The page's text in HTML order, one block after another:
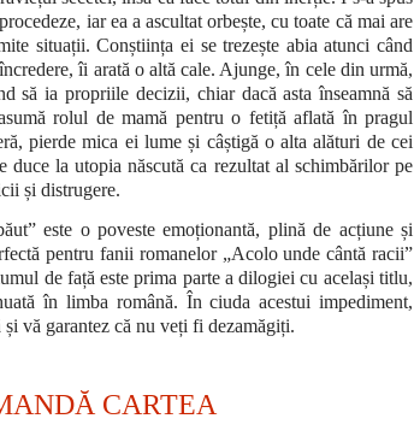
iar ea a ascultat orbește, cu toate că mai are
situații. Conștiința ei se trezește abia atunci când
îi arată o altă cale. Ajunge, în cele din urmă,
să ia propriile decizii, chiar dacă asta înseamnă să
rolul de mamă pentru o fetiță aflată în pragul
pierde mica ei lume și câștigă o alta alături de cei
duce la utopia născută ca rezultat al schimbărilor pe
și distrugere.
o poveste emoționantă, plină de acțiune și
pentru fanii romanelor „Acolo unde cântă racii”
de față este prima parte a dilogiei cu același titlu,
în limba română. În ciuda acestui impediment,
și vă garantez că nu veți fi dezamăgiți.
CARTEA